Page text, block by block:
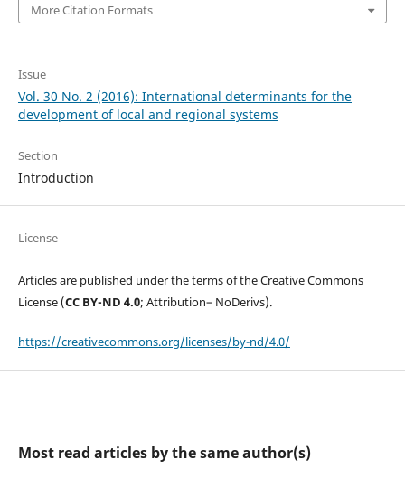
More Citation Formats
Issue
Vol. 30 No. 2 (2016): International determinants for the
development of local and regional systems
Section
Introduction
License
Articles are published under the terms of the Creative Commons
License (CC BY-ND 4.0; Attribution– NoDerivs).
https://creativecommons.org/licenses/by-nd/4.0/
Most read articles by the same author(s)